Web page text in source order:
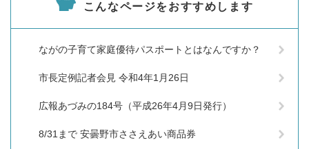
こんなページをおすすめします
ながの子育て家庭優待パスポートとはなんですか？
市長定例記者会見 令和4年1月26日
広報あづみの184号（平成26年4月9日発行）
8/31まで 安曇野市ささえあい商品券